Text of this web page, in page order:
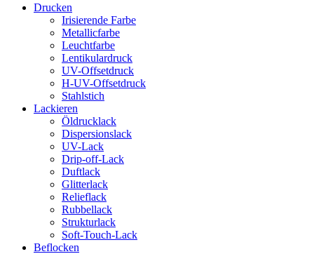
Drucken
Irisierende Farbe
Metallicfarbe
Leuchtfarbe
Lentikulardruck
UV-Offsetdruck
H-UV-Offsetdruck
Stahlstich
Lackieren
Öldrucklack
Dispersionslack
UV-Lack
Drip-off-Lack
Duftlack
Glitterlack
Relieflack
Rubbellack
Strukturlack
Soft-Touch-Lack
Beflocken